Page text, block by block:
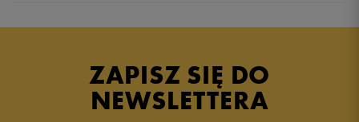
ZAPISZ SIĘ DO
NEWSLETTERA